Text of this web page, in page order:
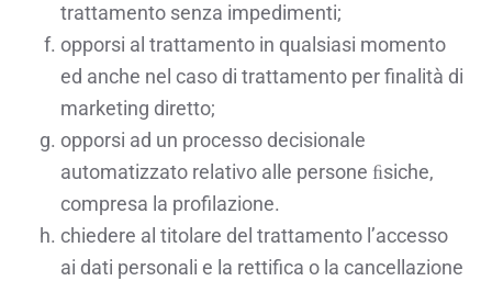
trattamento senza impedimenti;
opporsi al trattamento in qualsiasi momento
ed anche nel caso di trattamento per finalità di
marketing diretto;
opporsi ad un processo decisionale
automatizzato relativo alle persone ﬁsiche,
compresa la profilazione.
chiedere al titolare del trattamento l’accesso
ai dati personali e la rettifica o la cancellazione